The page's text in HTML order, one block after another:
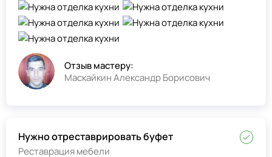
Отзыв мастеру:
Маскайкин Александр Борисович
Нужно отреставрировать буфет
Реставрация мебели